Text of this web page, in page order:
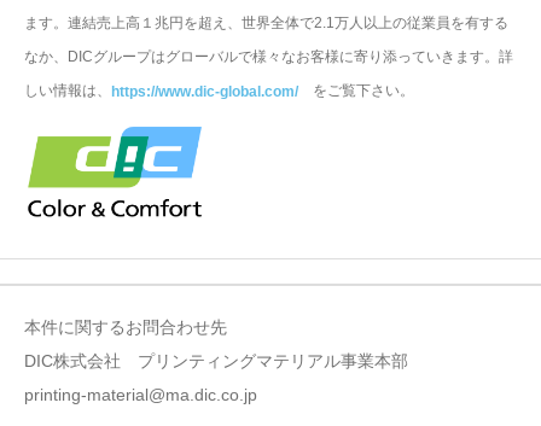
ます。連結売上高１兆円を超え、世界全体で2.1万人以上の従業員を有する
なか、DICグループはグローバルで様々なお客様に寄り添っていきます。詳
しい情報は、
https://www.dic-global.com/ をご覧下さい。
本件に関するお問合わせ先
DIC株式会社 プリンティングマテリアル事業本部
printing-material@ma.dic.co.jp